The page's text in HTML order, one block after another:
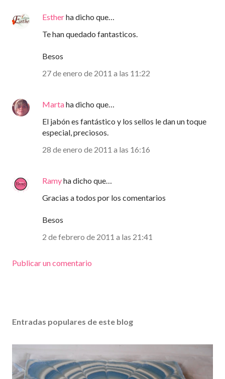
Estherha dicho que…
Te han quedado fantasticos.
Besos
27 de enero de 2011 a las 11:22
Martaha dicho que…
El jabón es fantástico y los sellos le dan un toque
especial, preciosos.
28 de enero de 2011 a las 16:16
Ramyha dicho que…
Gracias a todos por los comentarios
Besos
2 de febrero de 2011 a las 21:41
Publicar un comentario
Entradas populares de este blog